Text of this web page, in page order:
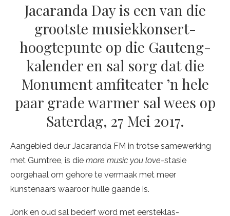
Jacaranda Day is een van die
grootste musiekkonsert-
hoogtepunte op die Gauteng-
kalender en sal sorg dat die
Monument amfiteater ’n hele
paar grade warmer sal wees op
Saterdag, 27 Mei 2017.
Aangebied deur Jacaranda FM in trotse samewerking
met Gumtree, is die more music you love-stasie
oorgehaal om gehore te vermaak met meer
kunstenaars waaroor hulle gaande is.
Jonk en oud sal bederf word met eersteklas-